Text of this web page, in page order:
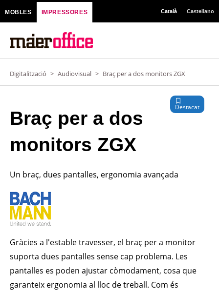
al
contingut
MOBLES IMPRESSORES Català Castellano
Digitalització > Audiovisual > Braç per a dos monitors ZGX
Braç per a dos
monitors ZGX
Destacat
Un braç, dues pantalles, ergonomia avançada
Gràcies a l'estable travesser, el braç per a monitor
suporta dues pantalles sense cap problema. Les
pantalles es poden ajustar còmodament, cosa que
garanteix ergonomia al lloc de treball. Com és